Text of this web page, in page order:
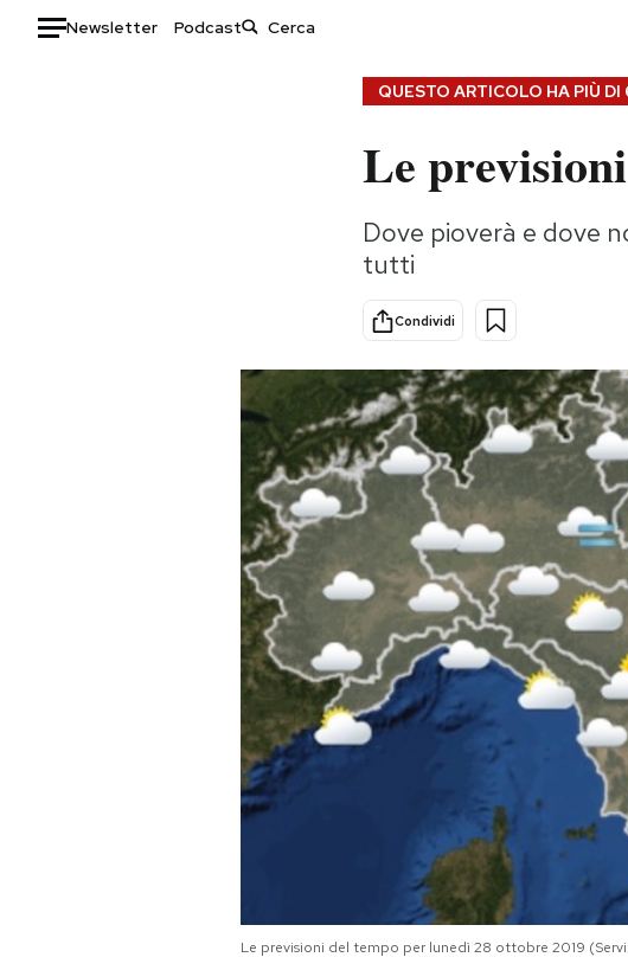
Newsletter Podcast
Consumismi
Storie/Idee
Ok Boomer!
Media
Europa
Altrecose
Mondiali calcio 2026
QUESTO ARTICOLO HA PIÙ DI
Le
Dove pioverà e dove
tutti
Condividi
Le previsioni del tempo per lunedì 28 ottobre 2019